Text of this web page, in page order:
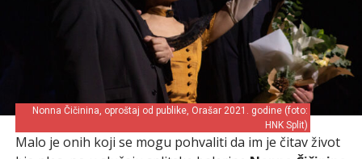
Nonna Čičinina, oproštaj od publike, Orašar 2021. godine (foto:
HNK Split)
Malo je onih koji se mogu pohvaliti da im je čitav život